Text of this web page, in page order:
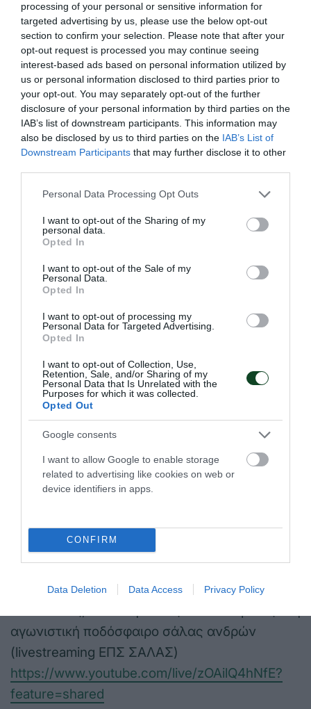
processing of your personal or sensitive information for
targeted advertising by us, please use the below opt-out
section to confirm your selection. Please note that after your
opt-out request is processed you may continue seeing
interest-based ads based on personal information utilized by
us or personal information disclosed to third parties prior to
your opt-out. You may separately opt-out of the further
disclosure of your personal information by third parties on the
IAB’s list of downstream participants. This information may
also be disclosed by us to third parties on the IAB’s List of
Downstream Participants that may further disclose it to other
Please note that this website/app uses one or more Google
not limited to your visit or usage behaviour. You may click to
grant or deny consent to Google and its third-party tags to
use your data for below specified purposes in below Google
consent section.
Personal Data Processing Opt Outs
I want to opt-out of the Sharing of my
personal data.
Opted In
I want to opt-out of the Sale of my
Personal Data.
Opted In
I want to opt-out of processing my
Personal Data for Targeted Advertising.
Opted In
I want to opt-out of Collection, Use,
Retention, Sale, and/or Sharing of my
Personal Data that Is Unrelated with the
Purposes for which it was collected.
Opted Out
Google consents
I want to allow Google to enable storage
related to advertising like cookies on web or
device identifiers in apps.
CONFIRM
Data Deletion Data Access Privacy Policy
(KOE TV)
16:00 Κλ.«Παύλος Γιαννακόπουλος»
Παναθηναϊκός -ΑΕ Γκράβας 8η αγωνιστική
Κορίτσια Κ18 (2) ΕΣΠΑΑΑ
18:30 Φυσίαθλον Παλλήνη, Παναθηναϊκός-
Κορυδαλλός Κ17
19:00 Μαρκόπουλο, Μαρκόπουλο-
Παναθηναϊκός 7η αγωνιστική Volleyleague
20:00 Κλ. «Παύλος Γιαννακόπουλος»
Παναθηναϊκός-ΑΕΚ 7η αγωνιστική ΕΣΠΑΑΑ
αγωνιστική ποδόσφαιρο σάλας ανδρών
(livestreaming ΕΠΣ ΣΑΛΑΣ)
https://www.youtube.com/live/zOAilQ4hNfE?
feature=shared